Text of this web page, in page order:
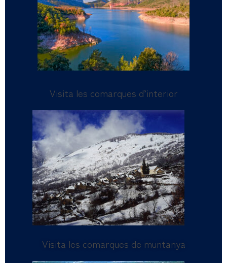
Visita les comarques d’interior
Visita les comarques de muntanya